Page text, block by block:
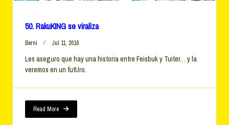
50. RakuKING se viraliza
Berni Jul 11, 2016
Les aseguro que hay una historia entre Feisbuk y Tuiter… y la
veremos en un futUro.
Read More